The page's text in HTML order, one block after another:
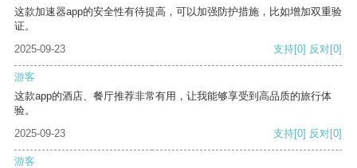
这款加速器app的安全性有待提高，可以加强防护措施，比如增加双重验
证。
2025-09-23
支持[0] 反对[0]
游客
这款app的酒店、餐厅推荐非常有用，让我能够享受到高品质的旅行体
验。
2025-09-23
支持[0] 反对[0]
游客